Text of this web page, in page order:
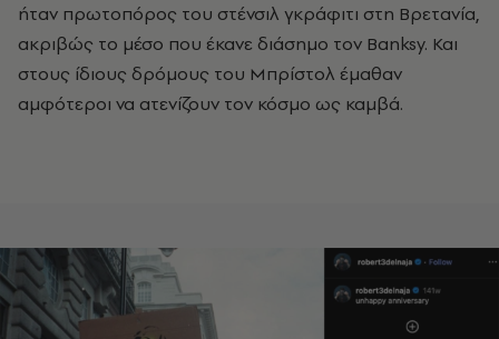
ήταν πρωτοπόρος του στένσιλ γκράφιτι στη Βρετανία,
ακριβώς το μέσο που έκανε διάσημο τον Banksy. Και
στους ίδιους δρόμους του Μπρίστολ έμαθαν
αμφότεροι να ατενίζουν τον κόσμο ως καμβά.